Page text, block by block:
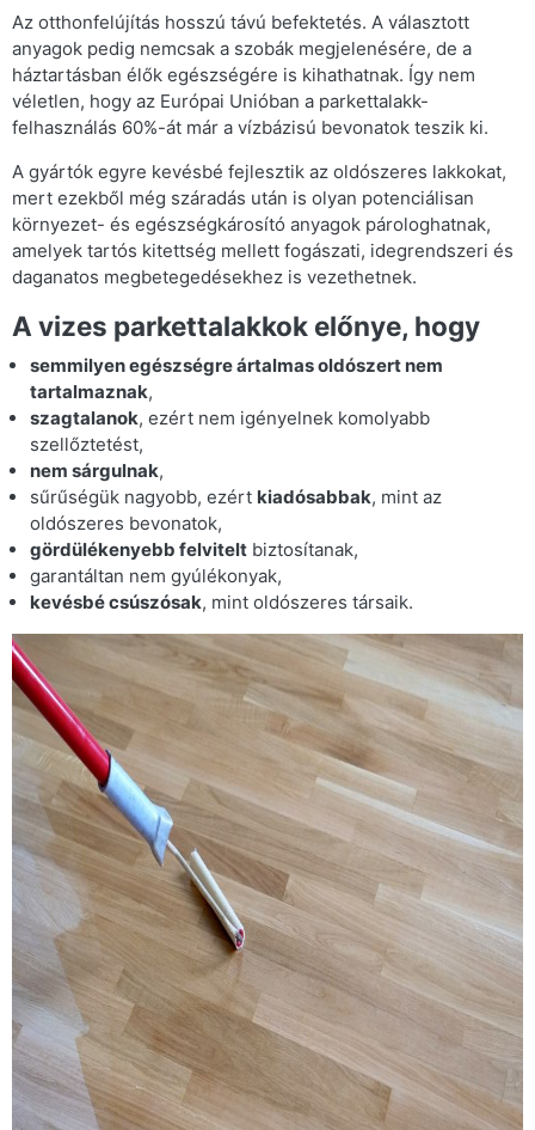
Az otthonfelújítás hosszú távú befektetés. A választott
anyagok pedig nemcsak a szobák megjelenésére, de a
háztartásban élők egészségére is kihathatnak. Így nem
véletlen, hogy az Európai Unióban a parkettalakk-
felhasználás 60%-át már a vízbázisú bevonatok teszik ki.
A gyártók egyre kevésbé fejlesztik az oldószeres lakkokat,
mert ezekből még száradás után is olyan potenciálisan
környezet- és egészségkárosító anyagok párologhatnak,
amelyek tartós kitettség mellett fogászati, idegrendszeri és
daganatos megbetegedésekhez is vezethetnek.
A vizes parkettalakkok előnye, hogy
semmilyen egészségre ártalmas oldószert nem
tartalmaznak,
szagtalanok, ezért nem igényelnek komolyabb
szellőztetést,
nem sárgulnak,
sűrűségük nagyobb, ezért kiadósabbak, mint az
oldószeres bevonatok,
gördülékenyebb felvitelt biztosítanak,
garantáltan nem gyúlékonyak,
kevésbé csúszósak, mint oldószeres társaik.